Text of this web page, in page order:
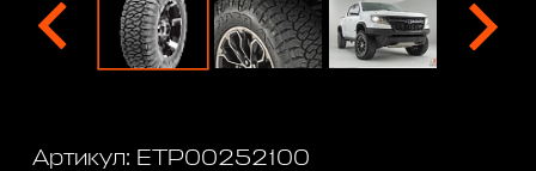
Артикул: ETP00252100